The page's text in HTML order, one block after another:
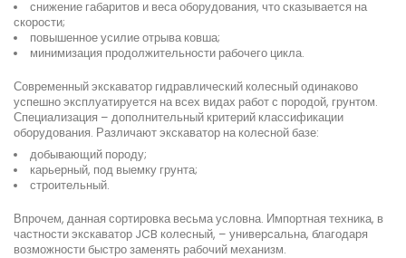
снижение габаритов и веса оборудования, что сказывается на
скорости;
повышенное усилие отрыва ковша;
минимизация продолжительности рабочего цикла.
Современный экскаватор гидравлический колесный одинаково
успешно эксплуатируется на всех видах работ с породой, грунтом.
Специализация – дополнительный критерий классификации
оборудования. Различают экскаватор на колесной базе:
добывающий породу;
карьерный, под выемку грунта;
строительный.
Впрочем, данная сортировка весьма условна. Импортная техника, в
частности экскаватор JCB колесный, – универсальна, благодаря
возможности быстро заменять рабочий механизм.